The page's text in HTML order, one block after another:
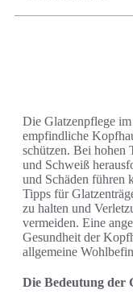
Die Glatzenpflege
empfindliche
schützen. Bei hohen
und Schweiß
und Schäden führen
Tipps für
zu halten und
vermeiden. Eine
Gesundheit der
allgemeine
Die Bedeutung der